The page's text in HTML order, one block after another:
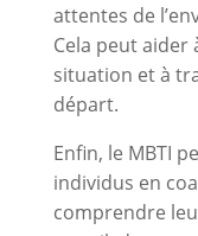
attentes de
Cela peut aider
situation et à
départ.
Enfin, le MBTI
individus en
comprendre